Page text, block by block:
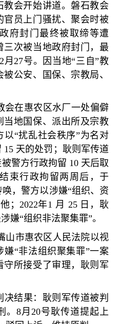
会开始讲道。磐石教会
官员上门骚扰、聚会时被
府封门最终被取缔等遭
次被当地政府封门，最
月27号。因当地“三自”教
公安、国保、宗教局、
会在惠农区水厂一处偏僻
当地国保、派出所及宗教
以“扰乱社会秩序”为名对
15 天的处罚；耿则军传道
警方行政拘留 10 天后取
束行政拘留两周后，于
唤，警方以涉嫌“组织、资
； 2022年1 月 25 日，耿
嫌“组织非法聚集罪”。
山市惠农区人民法院以视
嫌“非法组织聚集罪”一案
所接受了审理，耿则军
决结果：耿则军传道被判
。 8月 20号耿传道提起上